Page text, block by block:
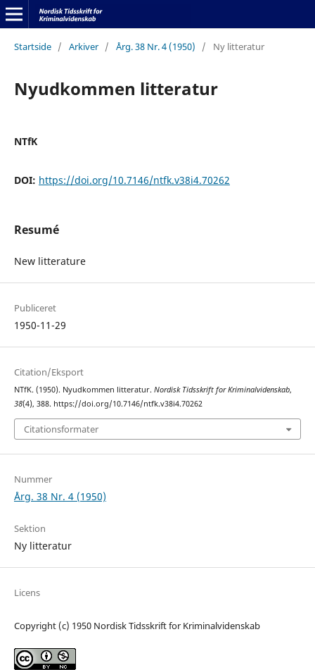
Startside / Arkiver / Årg. 38 Nr. 4 (1950) / Ny litteratur
Nyudkommen litteratur
NTfK
DOI: https://doi.org/10.7146/ntfk.v38i4.70262
Resumé
New litterature
Publiceret
1950-11-29
Citation/Eksport
NTfK. (1950). Nyudkommen litteratur. Nordisk Tidsskrift for Kriminalvidenskab,
38(4), 388. https://doi.org/10.7146/ntfk.v38i4.70262
Citationsformater
Nummer
Årg. 38 Nr. 4 (1950)
Sektion
Ny litteratur
Licens
Copyright (c) 1950 Nordisk Tidsskrift for Kriminalvidenskab